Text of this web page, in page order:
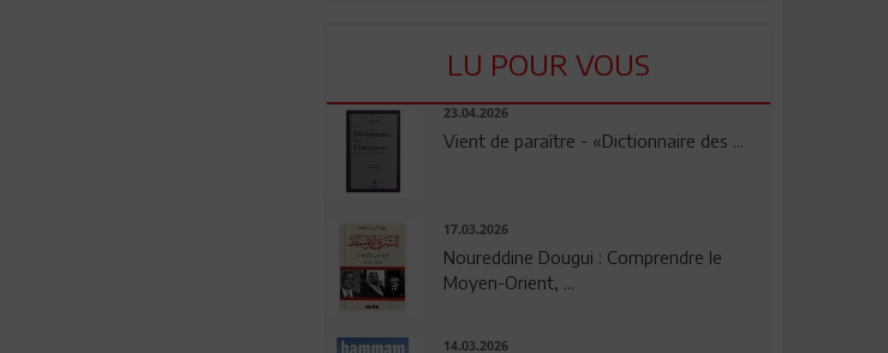
LU POUR VOUS
23.04.2026
Vient de paraître - «Dictionnaire des ...
17.03.2026
Noureddine Dougui : Comprendre le
Moyen-Orient, ...
14.03.2026